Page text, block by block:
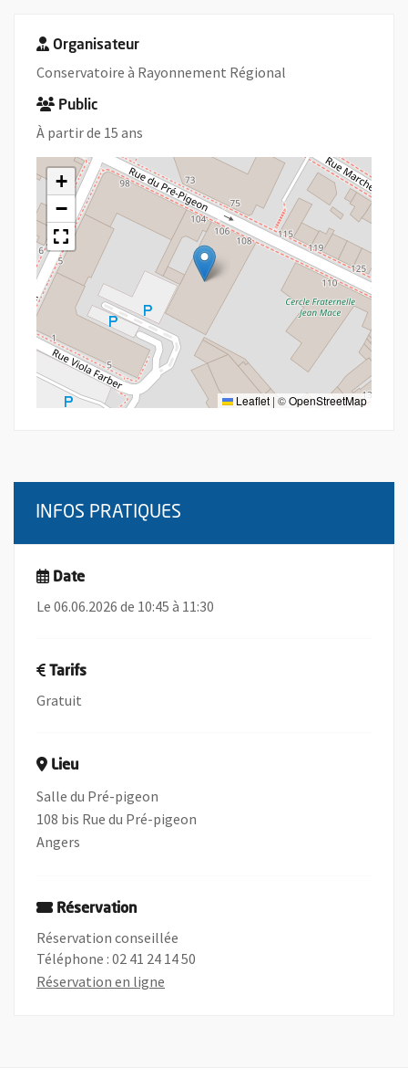
Organisateur
Conservatoire à Rayonnement Régional
Public
À partir de 15 ans
+
−
Leaflet | ©OpenStreetMap
INFOS PRATIQUES
Date
Le 06.06.2026 de 10:45 à 11:30
Tarifs
Gratuit
Lieu
Salle du Pré-pigeon
108 bis Rue du Pré-pigeon
Angers
Réservation
Réservation conseillée
Téléphone : 02 41 24 14 50
Réservation en ligne